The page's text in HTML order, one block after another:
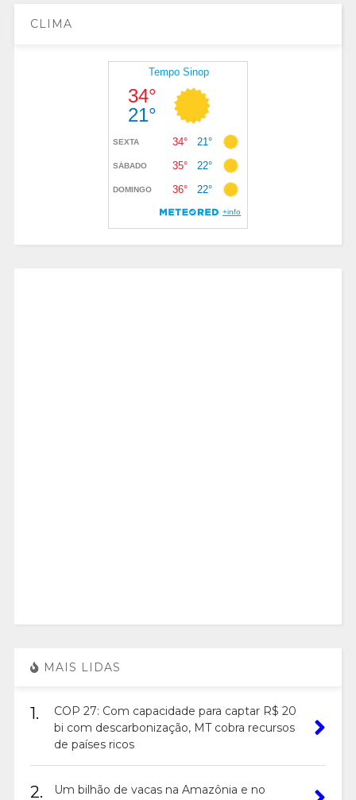
CLIMA
MAIS LIDAS
1.
COP 27: Com capacidade para captar R$ 20
bi com descarbonização, MT cobra recursos
de países ricos
2.
Um bilhão de vacas na Amazônia e no